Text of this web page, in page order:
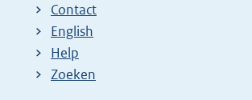
Contact
English
Help
Zoeken